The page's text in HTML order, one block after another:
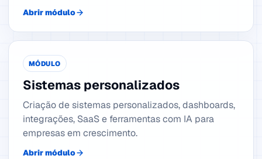
Abrir módulo
MÓDULO
Sistemas personalizados
Criação de sistemas personalizados, dashboards,
integrações, SaaS e ferramentas com IA para
empresas em crescimento.
Abrir módulo